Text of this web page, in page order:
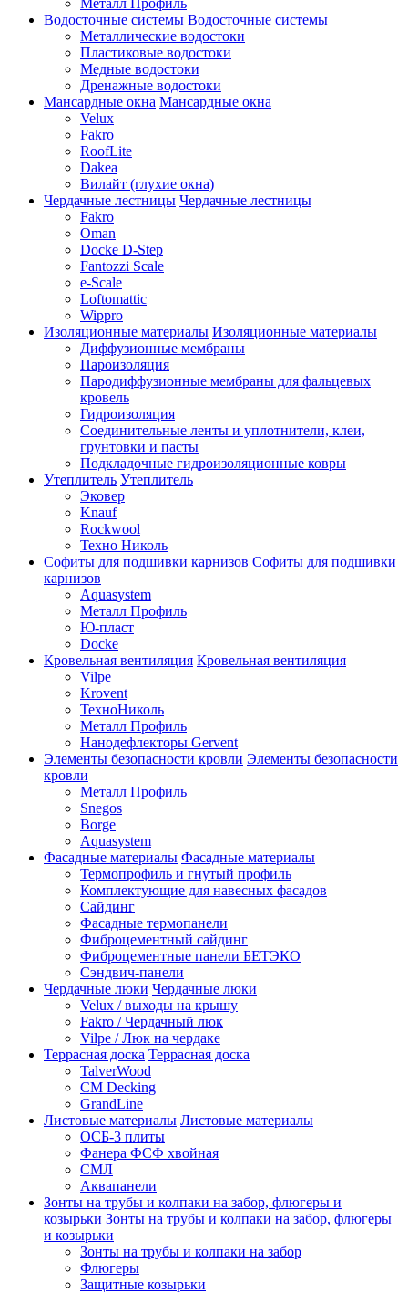
Металл Профиль
Водосточные системы Водосточные системы
Металлические водостоки
Пластиковые водостоки
Медные водостоки
Дренажные водостоки
Мансардные окна Мансардные окна
Velux
Fakro
RoofLite
Dakea
Вилайт (глухие окна)
Чердачные лестницы Чердачные лестницы
Fakro
Oman
Docke D-Step
Fantozzi Scale
e-Scale
Loftomattic
Wippro
Изоляционные материалы Изоляционные материалы
Диффузионные мембраны
Пароизоляция
Пародиффузионные мембраны для фальцевых
кровель
Гидроизоляция
Соединительные ленты и уплотнители, клеи,
грунтовки и пасты
Подкладочные гидроизоляционные ковры
Утеплитель Утеплитель
Эковер
Knauf
Rockwool
Техно Николь
Софиты для подшивки карнизов Софиты для подшивки
карнизов
Aquasystem
Металл Профиль
Ю-пласт
Docke
Кровельная вентиляция Кровельная вентиляция
Vilpe
Krovent
ТехноНиколь
Металл Профиль
Нанодефлекторы Gervent
Элементы безопасности кровли Элементы безопасности
кровли
Металл Профиль
Snegos
Borge
Aquasystem
Фасадные материалы Фасадные материалы
Термопрофиль и гнутый профиль
Комплектующие для навесных фасадов
Сайдинг
Фасадные термопанели
Фиброцементный сайдинг
Фиброцементные панели БЕТЭКО
Сэндвич-панели
Чердачные люки Чердачные люки
Velux / выходы на крышу
Fakro / Чердачный люк
Vilpe / Люк на чердаке
Террасная доска Террасная доска
TalverWood
CM Decking
GrandLine
Листовые материалы Листовые материалы
ОСБ-3 плиты
Фанера ФСФ хвойная
СМЛ
Аквапанели
Зонты на трубы и колпаки на забор, флюгеры и
козырьки Зонты на трубы и колпаки на забор, флюгеры
и козырьки
Зонты на трубы и колпаки на забор
Флюгеры
Защитные козырьки